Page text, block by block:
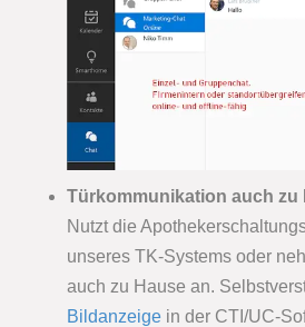
Türkommunikation auch zu
Nutzt die
unseres TK-Systems oder
auch zu Hause an.
Bildanzeige in der CTI/UC-